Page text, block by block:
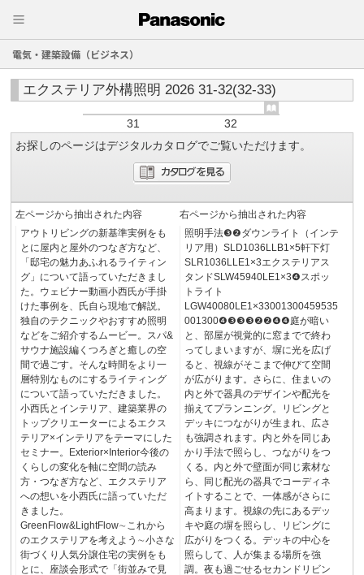
電気・建築設備（ビジネス）
エクステリア外構照明 2026 31-32(32-33)
31
32
お探しのページはデジタルカタログでご覧いただけます。
左ページから抽出された内容
アウトリビングの新基準実例をも
とに屋内と屋外のつなぎ方など、
「邸宅の魅力あふれるライティン
グ」について語っていただきまし
た。ウェビナー動画小西氏が手掛
けた事例を、氏自ら現地で解説。
独自のテクニックやおすすめ照明
などをご紹介するムービー。スパ&
サウナ施設編くつろぎと癒しの空
間で過ごす。そんな時間をより一
層特別なものにするライティング
について語っていただきました。
小西氏とインテリア、建築業界の
トップクリエーターによるエクス
テリア×インテリアをテーマにした
セミナー。Exterior×Interior今後の
くらしの変化を軸に空間の読み
方・つなぎ方など、エクステリア
への想いを小西氏に語っていただ
きました。
GreenFlow&LightFlow∼これから
のエクステリアを考えよう∼小さな
街づくり人気分譲住宅の実例をも
とに、座談会形式で「街並みで見
右ページから抽出された内容
照明手法❸❷ダウンライト（インテ
リア用）SLD1036LLB1×5軒下灯
SLR1036LLE1×3エクステリアス
タンドSLW45940LE1×3❹スポッ
トライト
LGW40080LE1×33001300459535
001300❹❸❸❸❷❷❹❹庭が暗い
と、部屋が視覚的に窓までで終わ
ってしまいますが、塀に光を広げ
ると、視線がそこまで伸びて空間
が広がります。さらに、住まいの
内と外で器具のデザインや配光を
揃えてプランニング。リビングと
デッキにつながりが生まれ、広さ
も強調されます。内と外を同じあ
かり手法で照らし、つながりをつ
くる。内と外で壁面が同じ素材な
ら、同じ配光の器具でコーディネ
イトすることで、一体感がさらに
高まります。視線の先にあるデッ
キや庭の塀を照らし、リビングに
広がりをつくる。デッキの中心を
照らして、人が集まる場所を強
調。夜も過ごせるセカンドリビン